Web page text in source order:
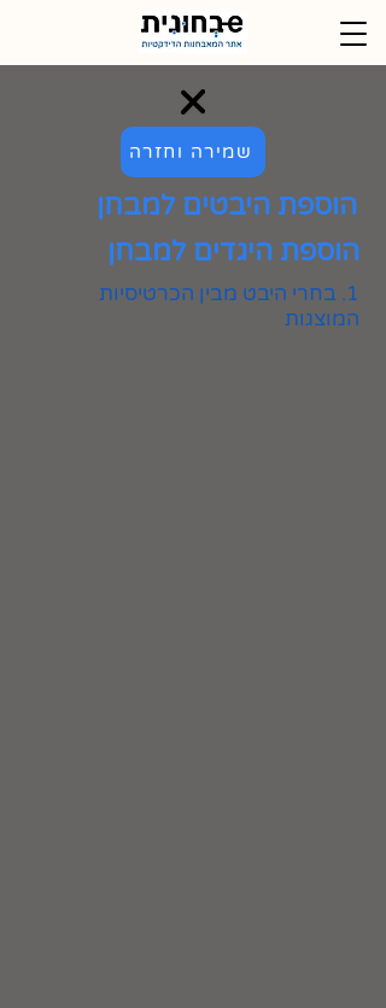
שמירה וחזרה
הוספת היבטים למבחן
הוספת היגדים למבחן
1. בחרי היבט מבין הכרטיסיות
המוצגות